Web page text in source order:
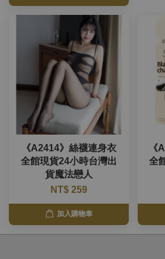
《A2414》絲襪連身衣
全館現貨24小時台灣出
貨魔法戀人
NT$ 259
加入購物車
《
全